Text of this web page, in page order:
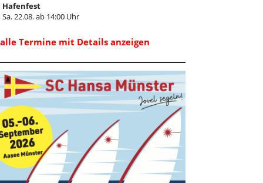
Hafenfest
Sa. 22.08. ab 14:00 Uhr
Termine mit Details anzeigen